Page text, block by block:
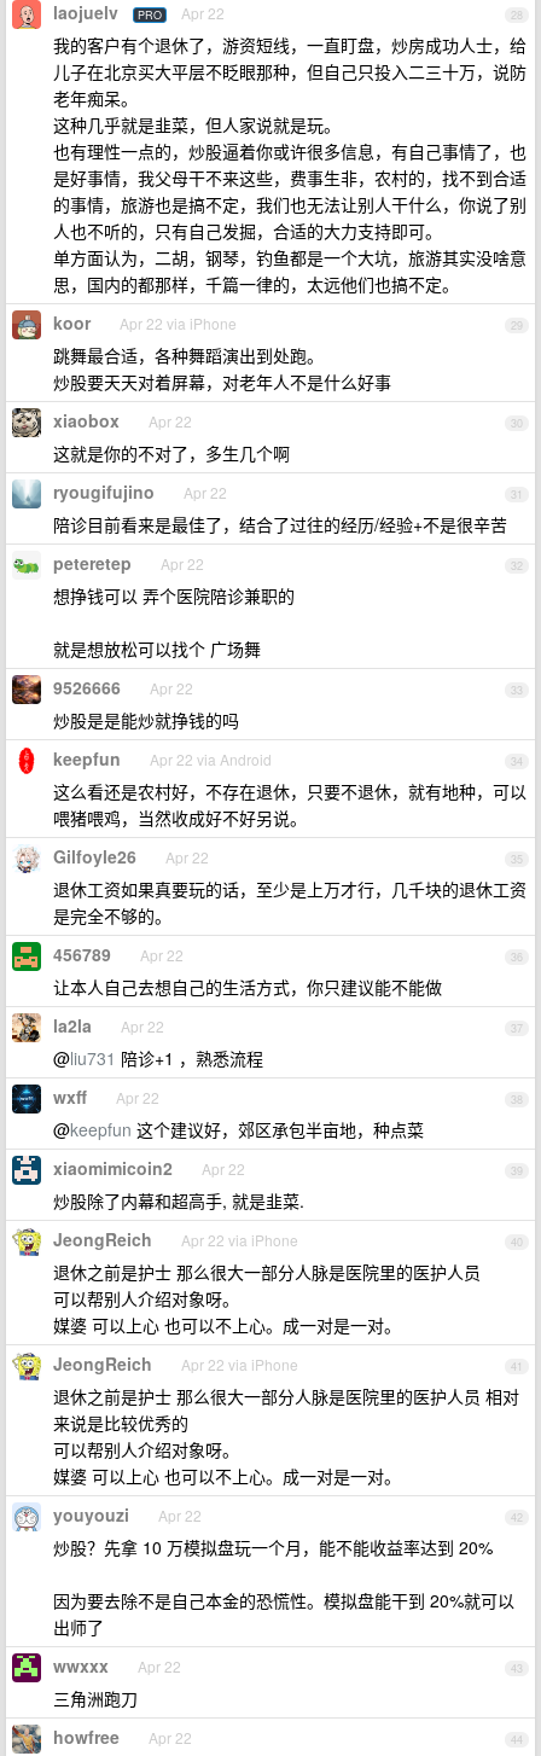
28
laojuelv PRO Apr 22
我的客户有个退休了，游资短线，一直盯盘，炒房成功人士，给
儿子在北京买大平层不眨眼那种，但自己只投入二三十万，说防
老年痴呆。
这种几乎就是韭菜，但人家说就是玩。
也有理性一点的，炒股逼着你或许很多信息，有自己事情了，也
是好事情，我父母干不来这些，费事生非，农村的，找不到合适
的事情，旅游也是搞不定，我们也无法让别人干什么，你说了别
人也不听的，只有自己发掘，合适的大力支持即可。
单方面认为，二胡，钢琴，钓鱼都是一个大坑，旅游其实没啥意
思，国内的都那样，千篇一律的，太远他们也搞不定。
29
koor Apr 22 via iPhone
跳舞最合适，各种舞蹈演出到处跑。
炒股要天天对着屏幕，对老年人不是什么好事
30
xiaobox Apr 22
这就是你的不对了，多生几个啊
31
ryougifujino Apr 22
陪诊目前看来是最佳了，结合了过往的经历/经验+不是很辛苦
32
peteretep Apr 22
想挣钱可以 弄个医院陪诊兼职的
就是想放松可以找个 广场舞
33
9526666 Apr 22
炒股是是能炒就挣钱的吗
34
keepfun Apr 22 via Android
这么看还是农村好，不存在退休，只要不退休，就有地种，可以
喂猪喂鸡，当然收成好不好另说。
35
Gilfoyle26 Apr 22
退休工资如果真要玩的话，至少是上万才行，几千块的退休工资
是完全不够的。
36
456789 Apr 22
让本人自己去想自己的生活方式，你只建议能不能做
37
la2la Apr 22
@liu731 陪诊+1 ，熟悉流程
38
wxff Apr 22
@keepfun 这个建议好，郊区承包半亩地，种点菜
39
xiaomimicoin2 Apr 22
炒股除了内幕和超高手, 就是韭菜.
40
JeongReich Apr 22 via iPhone
退休之前是护士 那么很大一部分人脉是医院里的医护人员
可以帮别人介绍对象呀。
媒婆 可以上心 也可以不上心。成一对是一对。
41
JeongReich Apr 22 via iPhone
退休之前是护士 那么很大一部分人脉是医院里的医护人员 相对
来说是比较优秀的
可以帮别人介绍对象呀。
媒婆 可以上心 也可以不上心。成一对是一对。
42
youyouzi Apr 22
炒股？先拿 10 万模拟盘玩一个月，能不能收益率达到 20%
因为要去除不是自己本金的恐慌性。模拟盘能干到 20%就可以
出师了
43
wwxxx Apr 22
三角洲跑刀
44
howfree Apr 22